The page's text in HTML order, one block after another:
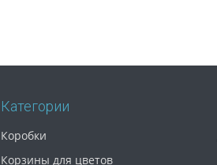
Категории
Коробки
Корзины для цветов